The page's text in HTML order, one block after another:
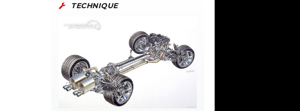
TECHNIQUE